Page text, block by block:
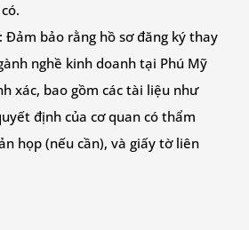
: Đảm bảo rằng hồ sơ đăng ký thay
nghề kinh doanh tại Phú Mỹ
xác, bao gồm các tài liệu như
định của cơ quan có thẩm
họp (nếu cần), và giấy tờ liên